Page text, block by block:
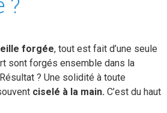
forgée, tout est fait d’une seule
sont forgés ensemble dans la
? Une solidité à toute
ciselé à la main. C’est du haut